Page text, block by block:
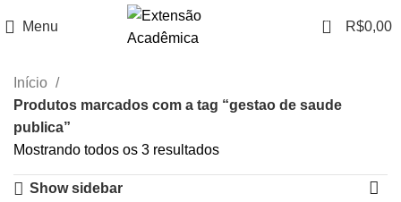
Menu 0 R$0,00
Início
Produtos marcados com a tag “gestao de saude
publica”
Mostrando todos os 3 resultados
Show sidebar